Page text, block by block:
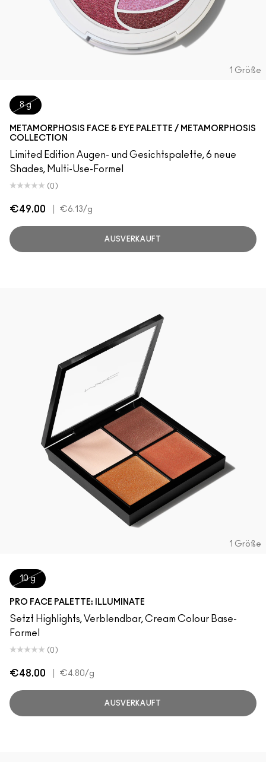
1 Größe
8 g
METAMORPHOSIS FACE & EYE PALETTE / METAMORPHOSIS
COLLECTION
Limited Edition Augen- und Gesichtspalette, 6 neue
Shades, Multi-Use-Formel
(0)
€49.00 €6.13/g
AUSVERKAUFT
1 Größe
10 g
PRO FACE PALETTE: ILLUMINATE
Setzt Highlights, Verblendbar, Cream Colour Base-
Formel
(0)
€48.00 €4.80/g
AUSVERKAUFT